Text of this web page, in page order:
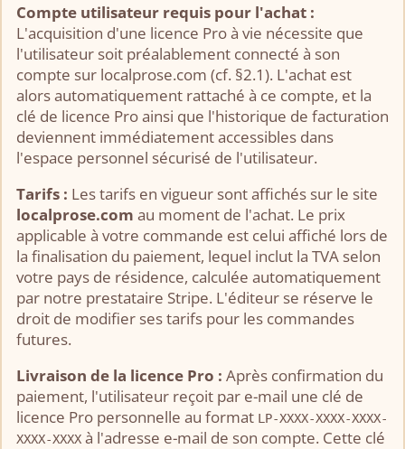
Compte utilisateur requis pour l'achat :
L'acquisition d'une licence Pro à vie nécessite que
l'utilisateur soit préalablement connecté à son
compte sur localprose.com (cf. §2.1). L'achat est
alors automatiquement rattaché à ce compte, et la
clé de licence Pro ainsi que l'historique de facturation
deviennent immédiatement accessibles dans
l'espace personnel sécurisé de l'utilisateur.
Tarifs : Les tarifs en vigueur sont affichés sur le site
localprose.com au moment de l'achat. Le prix
applicable à votre commande est celui affiché lors de
la finalisation du paiement, lequel inclut la TVA selon
votre pays de résidence, calculée automatiquement
par notre prestataire Stripe. L'éditeur se réserve le
droit de modifier ses tarifs pour les commandes
futures.
Livraison de la licence Pro : Après confirmation du
paiement, l'utilisateur reçoit par e-mail une clé de
licence Pro personnelle au format LP-XXXX-XXXX-XXXX-
XXXX-XXXX à l'adresse e-mail de son compte. Cette clé